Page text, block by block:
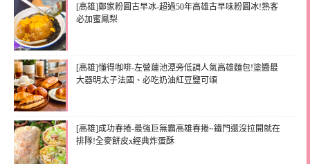
[高雄]鄭家粉圓古早冰-超過50年高雄古早味粉圓冰!熟客
必加蜜鳳梨
[高雄]懂得咖啡-左營蓮池潭旁低調人氣高雄麵包!塗醬最
大器明太子法國、必吃奶油紅豆鹽可頌
[高雄]成功春捲-最強巨無霸高雄春捲~鐵門還沒拉開就在
排隊!全麥餅皮x經典炸蛋酥